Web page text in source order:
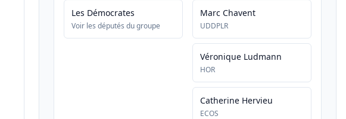
Les Démocrates
Voir les députés du groupe
Marc Chavent
UDDPLR
Véronique Ludmann
HOR
Catherine Hervieu
ECOS